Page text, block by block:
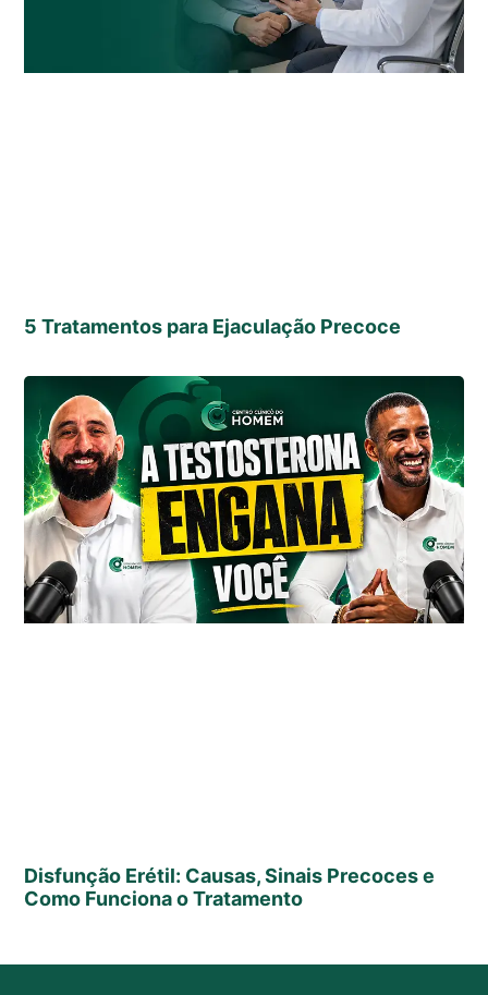
5 Tratamentos para Ejaculação Precoce
Disfunção Erétil: Causas, Sinais Precoces e
Como Funciona o Tratamento